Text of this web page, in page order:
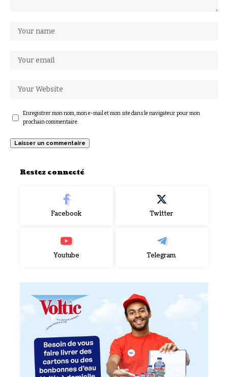
Enregistrer mon nom, mon e-mail et mon site dans le navigateur pour mon
prochain commentaire.
Restez connecté
Facebook Twitter
Youtube Telegram